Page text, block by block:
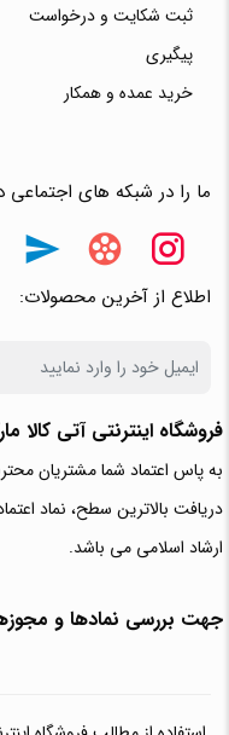
ثبت شکایت و درخواست
پیگیری
خرید عمده و همکار
ما را در شبکه های اجتماعی
اطلاع از آخرین محصولات:
فروشگاه اینترنتی آتی‌ کالا
به پاس اعتماد شما مشتریان
دریافت بالاترین سطح، نماد
ارشاد اسلامی می باشد.
جهت بررسی نمادها و